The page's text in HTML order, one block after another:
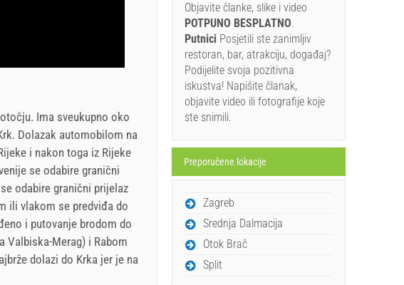
Ima sveukupno oko
Dolazak automobilom na
i nakon toga iz Rijeke
se odabire granični
odabire granični prijelaz
ili vlakom se predviđa do
i putovanje brodom do
Valbiska-Merag) i Rabom
dolazi do Krka jer je na
Objavite članke, slike i video
POTPUNO BESPLATNO.
Putnici Posjetili ste zanimljiv
restoran, bar, atrakciju, događaj?
Podijelite svoja pozitivna
iskustva! Napišite članak,
objavite video ili fotografije koje
ste snimili.
Preporučene lokacije
Zagreb
Srednja Dalmacija
Otok Brač
Split